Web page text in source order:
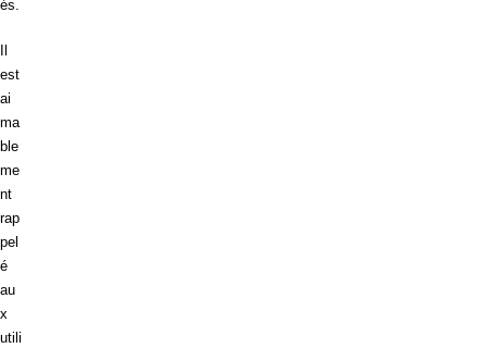
és.
est
ai
ma
ble
me
nt
rap
pel
é
au
x
utili